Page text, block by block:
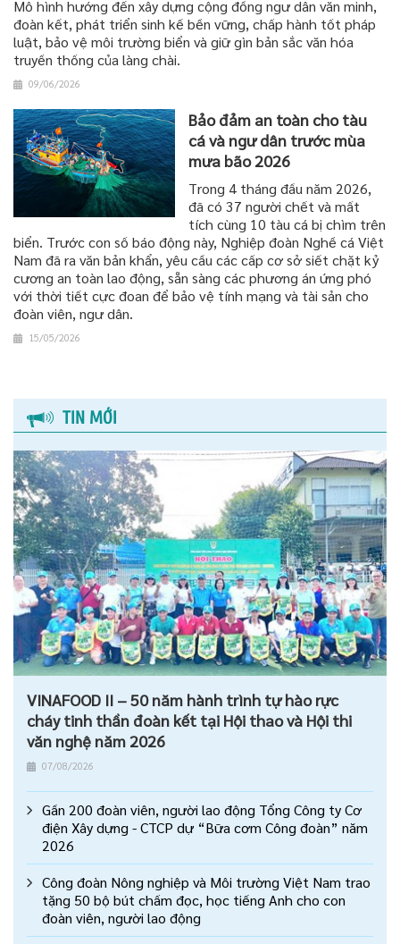
Mô hình hướng đến xây dựng cộng đồng ngư dân văn minh,
đoàn kết, phát triển sinh kế bền vững, chấp hành tốt pháp
luật, bảo vệ môi trường biển và giữ gìn bản sắc văn hóa
truyền thống của làng chài.
09/06/2026
Bảo đảm an toàn cho tàu
cá và ngư dân trước mùa
mưa bão 2026
Trong 4 tháng đầu năm 2026,
đã có 37 người chết và mất
tích cùng 10 tàu cá bị chìm trên
biển. Trước con số báo động này, Nghiệp đoàn Nghề cá Việt
Nam đã ra văn bản khẩn, yêu cầu các cấp cơ sở siết chặt kỷ
cương an toàn lao động, sẵn sàng các phương án ứng phó
với thời tiết cực đoan để bảo vệ tính mạng và tài sản cho
đoàn viên, ngư dân.
15/05/2026
TIN MỚI
VINAFOOD II – 50 năm hành trình tự hào rực
cháy tinh thần đoàn kết tại Hội thao và Hội thi
văn nghệ năm 2026
07/08/2026
Gần 200 đoàn viên, người lao động Tổng Công ty Cơ
điện Xây dựng - CTCP dự “Bữa cơm Công đoàn” năm
2026
Công đoàn Nông nghiệp và Môi trường Việt Nam trao
tặng 50 bộ bút chấm đọc, học tiếng Anh cho con
đoàn viên, người lao động